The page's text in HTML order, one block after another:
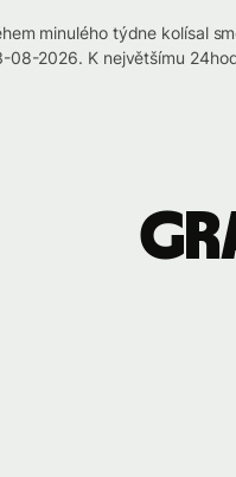
minulého týdne kolísal
08-2026. K největšímu